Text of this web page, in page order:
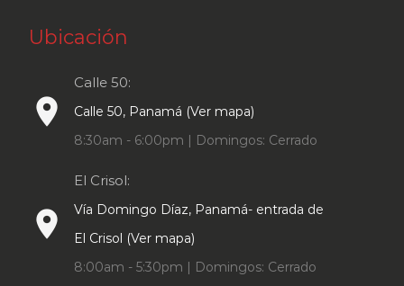
Ubicación
place
Calle 50:
Calle 50, Panamá (Ver mapa)
8:30am - 6:00pm | Domingos: Cerrado
place
El Crisol:
Vía Domingo Díaz, Panamá- entrada de
El Crisol (Ver mapa)
8:00am - 5:30pm | Domingos: Cerrado